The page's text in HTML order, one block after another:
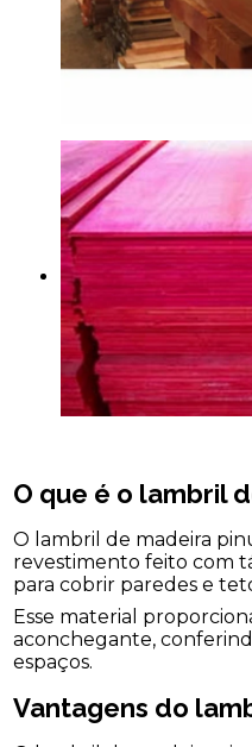
O que é o lambril
O lambril de madeira
revestimento feito com
para cobrir paredes e
Esse material
aconchegante,
espaços.
Vantagens do